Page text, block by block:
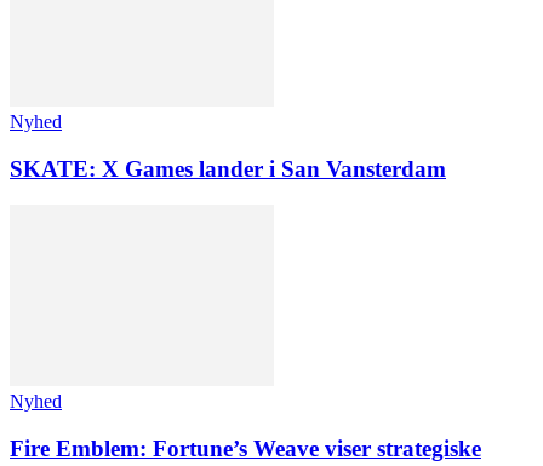
Nyhed
SKATE: X Games lander i San Vansterdam
Nyhed
Fire Emblem: Fortune’s Weave viser strategiske